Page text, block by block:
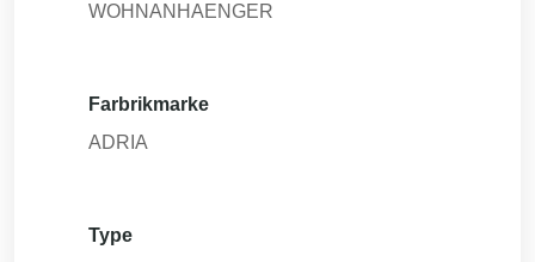
WOHNANHAENGER
Farbrikmarke
ADRIA
Type